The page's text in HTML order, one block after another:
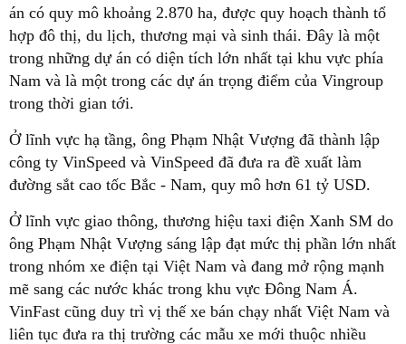
án có quy mô khoảng 2.870 ha, được quy hoạch thành tổ
hợp đô thị, du lịch, thương mại và sinh thái. Đây là một
trong những dự án có diện tích lớn nhất tại khu vực phía
Nam và là một trong các dự án trọng điểm của Vingroup
trong thời gian tới.
Ở lĩnh vực hạ tầng, ông Phạm Nhật Vượng đã thành lập
công ty VinSpeed và VinSpeed đã đưa ra đề xuất làm
đường sắt cao tốc Bắc - Nam, quy mô hơn 61 tỷ USD.
Ở lĩnh vực giao thông, thương hiệu taxi điện Xanh SM do
ông Phạm Nhật Vượng sáng lập đạt mức thị phần lớn nhất
trong nhóm xe điện tại Việt Nam và đang mở rộng mạnh
mẽ sang các nước khác trong khu vực Đông Nam Á.
VinFast cũng duy trì vị thế xe bán chạy nhất Việt Nam và
liên tục đưa ra thị trường các mẫu xe mới thuộc nhiều